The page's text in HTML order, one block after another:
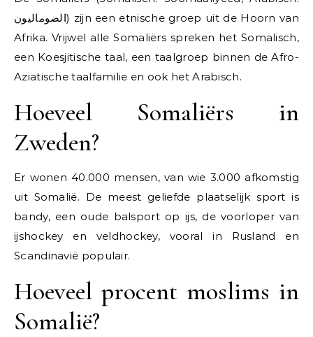
الصوماليون) zijn een etnische groep uit de Hoorn van
Afrika. Vrijwel alle Somaliërs spreken het Somalisch,
een Koesjitische taal, een taalgroep binnen de Afro-
Aziatische taalfamilie en ook het Arabisch.
Hoeveel Somaliërs in
Zweden?
Er wonen 40.000 mensen, van wie 3.000 afkomstig
uit Somalië. De meest geliefde plaatselijk sport is
bandy, een oude balsport op ijs, de voorloper van
ijshockey en veldhockey, vooral in Rusland en
Scandinavië populair.
Hoeveel procent moslims in
Somalië?